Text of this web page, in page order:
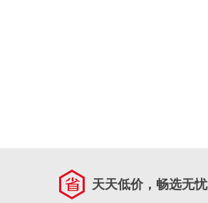
天天低价，畅选无忧